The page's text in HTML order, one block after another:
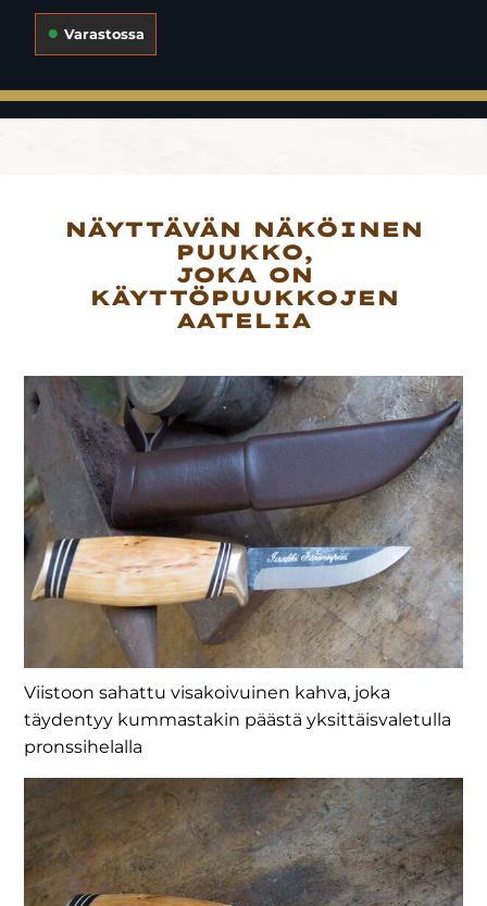
Varastossa
NÄYTTÄVÄN NÄKÖINEN
PUUKKO,
JOKA ON
KÄYTTÖPUUKKOJEN
AATELIA
Viistoon sahattu visakoivuinen kahva, joka
täydentyy kummastakin päästä yksittäisvaletulla
pronssihelalla